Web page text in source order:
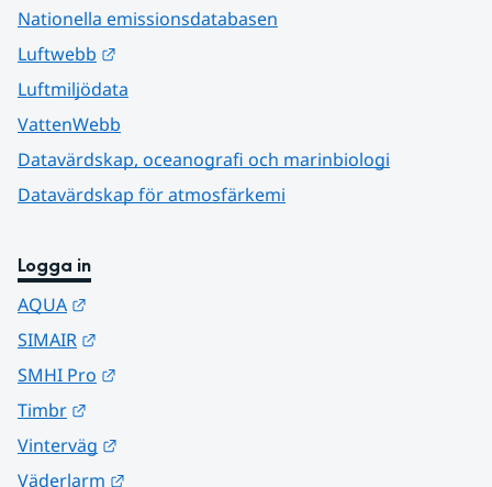
Nationella emissionsdatabasen
Luftwebb
Luftmiljödata
VattenWebb
Datavärdskap, oceanografi och marinbiologi
Datavärdskap för atmosfärkemi
Logga in
AQUA
SIMAIR
SMHI Pro
Timbr
Vinterväg
Väderlarm